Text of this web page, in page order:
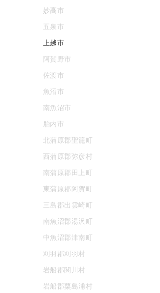
妙高市
五泉市
上越市
阿賀野市
佐渡市
魚沼市
南魚沼市
胎内市
北蒲原郡聖籠町
西蒲原郡弥彦村
南蒲原郡田上町
東蒲原郡阿賀町
三島郡出雲崎町
南魚沼郡湯沢町
中魚沼郡津南町
刈羽郡刈羽村
岩船郡関川村
岩船郡粟島浦村